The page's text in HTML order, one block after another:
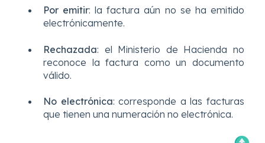
Por emitir: la factura aún no se ha emitido
electrónicamente.
Rechazada: el Ministerio de Hacienda no
reconoce la factura como un documento
válido.
No electrónica: corresponde a las facturas
que tienen una numeración no electrónica.